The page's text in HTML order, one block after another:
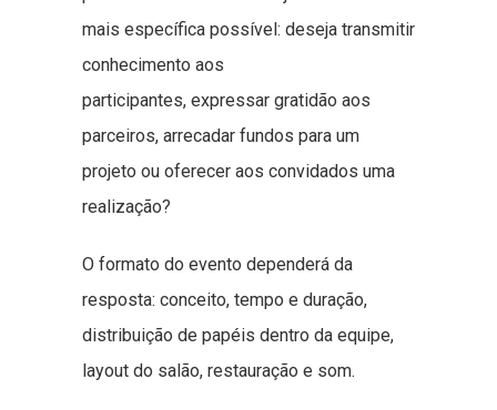
mais específica possível: deseja transmitir
conhecimento aos
participantes, expressar gratidão aos
parceiros, arrecadar fundos para um
projeto ou oferecer aos convidados uma
realização?
O formato do evento dependerá da
resposta: conceito, tempo e duração,
distribuição de papéis dentro da equipe,
layout do salão, restauração e som.